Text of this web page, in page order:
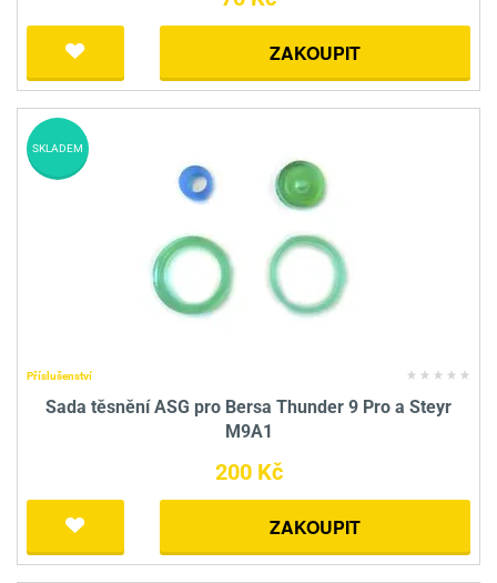
ZAKOUPIT
Příslušenství
Sada těsnění ASG pro Bersa Thunder 9 Pro a Steyr
M9A1
200 Kč
ZAKOUPIT
SKLADEM